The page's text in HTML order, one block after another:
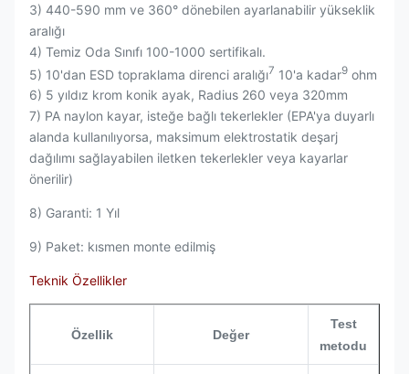
3) 440-590 mm ve 360° dönebilen ayarlanabilir yükseklik
aralığı
4) Temiz Oda Sınıfı 100-1000 sertifikalı.
5) 10'dan ESD topraklama direnci aralığı7 10'a kadar9 ohm
6) 5 yıldız krom konik ayak, Radius 260 veya 320mm
7) PA naylon kayar, isteğe bağlı tekerlekler (EPA'ya duyarlı
alanda kullanılıyorsa, maksimum elektrostatik deşarj
dağılımı sağlayabilen iletken tekerlekler veya kayarlar
önerilir)
8) Garanti: 1 Yıl
9) Paket: kısmen monte edilmiş
Teknik Özellikler
Özellik Değer
Test
metodu